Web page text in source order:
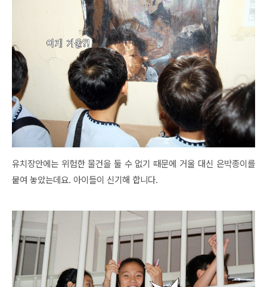
유치장안에는 위험한 물건을 둘 수 없기 때문에 거울 대신 은박종이를
붙여 놓았는데요. 아이들이 신기해 합니다.